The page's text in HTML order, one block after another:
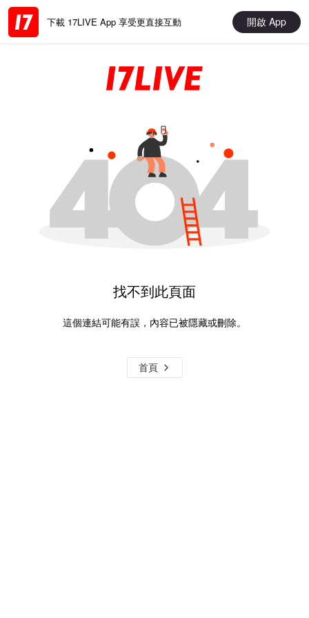
下載 17LIVE App 享受更直接互動 開啟 App
找不到此頁面
這個連結可能有誤，內容已被隱藏或刪除。
首頁